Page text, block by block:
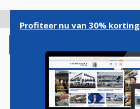
gaan
Profiteer nu van 30% korting